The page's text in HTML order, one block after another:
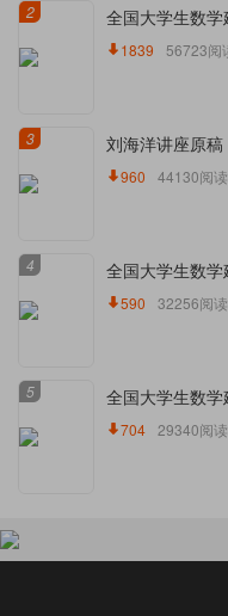
2 全国大学生数
1839 56723阅
3 刘海洋讲座原稿
960 44130阅读
4 全国大学生数
590 32256阅读
5 全国大学生数
704 29340阅读